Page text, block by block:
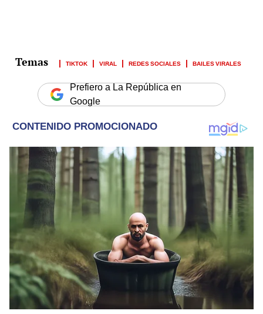
TIKTOK VIRAL REDES SOCIALES BAILES VIRALES
Prefiero a La República en
Google